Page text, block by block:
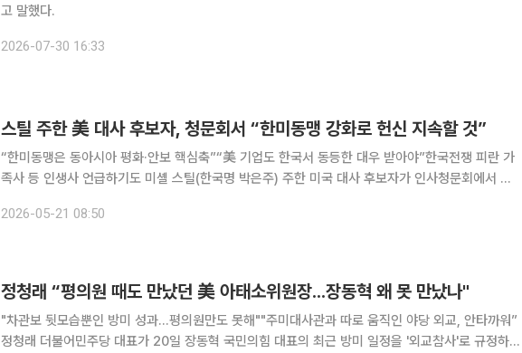
고 말했다.
2026-07-30 16:33
스틸 주한 美 대사 후보자, 청문회서 “한미동맹 강화로 헌신 지속할 것”
“한미동맹은 동아시아 평화·안보 핵심축”“美 기업도 한국서 동등한 대우 받아야”한국전쟁 피란 가
족사 등 인생사 언급하기도 미셸 스틸(한국명 박은주) 주한 미국 대사 후보자가 인사청문회에서 한
틸 후보자는 워싱턴 D.C.에 있는 미 연방 상원 외교위원회에서 열
2026-05-21 08:50
정청래 “평의원 때도 만났던 美 아태소위원장...장동혁 왜 못 만났나"
"차관보 뒷모습뿐인 방미 성과…평의원만도 못해""주미대사관과 따로 움직인 야당 외교, 안타까워”
정청래 더불어민주당 대표가 20일 장동혁 국민의힘 대표의 최근 방미 일정을 '외교참사'로 규정하며